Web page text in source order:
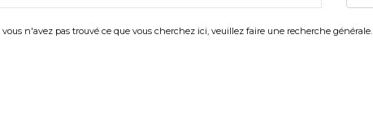
vous n'avez pas trouvé ce que vous cherchez ici, veuillez faire une recherche générale.